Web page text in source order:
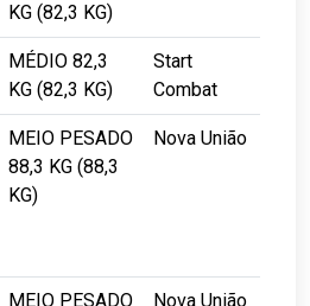
KG (82,3 KG)
MÉDIO 82,3
KG (82,3 KG)
Start
Combat
MEIO PESADO
88,3 KG (88,3
KG)
Nova União
MEIO PESADO
Nova União